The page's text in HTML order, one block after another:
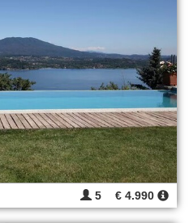
5 € 4.990